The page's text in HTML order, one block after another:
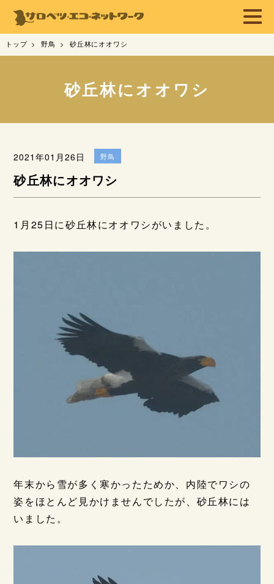
トップ 野鳥 砂丘林にオオワシ
砂丘林にオオワシ
2021年01月26日 野鳥
砂丘林にオオワシ
1月25日に砂丘林にオオワシがいました。
年末から雪が多く寒かったためか、内陸でワシの
姿をほとんど見かけませんでしたが、砂丘林には
いました。